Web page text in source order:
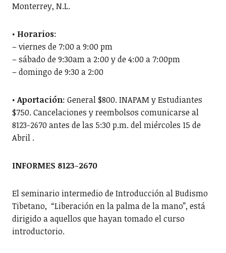
Monterrey, N.L.
• Horarios:
– viernes de 7:00 a 9:00 pm
– sábado de 9:30am a 2:00 y de 4:00 a 7:00pm
– domingo de 9:30 a 2:00
•Aportación: General $800. INAPAM y Estudiantes
$750. Cancelaciones y reembolsos comunicarse al
8123-2670 antes de las 5:30 p.m. del miércoles 15 de
Abril .
INFORMES 8123-2670
El seminario intermedio de Introducción al Budismo
Tibetano, “Liberación en la palma de la mano”, está
dirigido a aquellos que hayan tomado el curso
introductorio.